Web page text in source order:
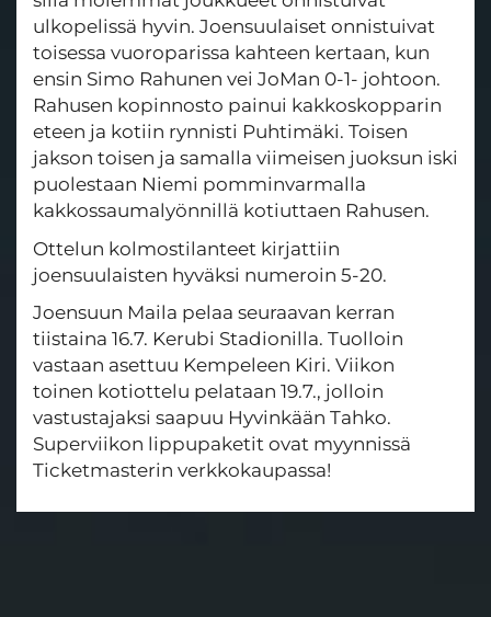
ulkopelissä hyvin. Joensuulaiset onnistuivat
toisessa vuoroparissa kahteen kertaan, kun
ensin Simo Rahunen vei JoMan 0-1- johtoon.
Rahusen kopinnosto painui kakkoskopparin
eteen ja kotiin rynnisti Puhtimäki. Toisen
jakson toisen ja samalla viimeisen juoksun iski
puolestaan Niemi pomminvarmalla
kakkossaumalyönnillä kotiuttaen Rahusen.
Ottelun kolmostilanteet kirjattiin
joensuulaisten hyväksi numeroin 5-20.
Joensuun Maila pelaa seuraavan kerran
tiistaina 16.7. Kerubi Stadionilla. Tuolloin
vastaan asettuu Kempeleen Kiri. Viikon
toinen kotiottelu pelataan 19.7., jolloin
vastustajaksi saapuu Hyvinkään Tahko.
Superviikon lippupaketit ovat myynnissä
Ticketmasterin verkkokaupassa!